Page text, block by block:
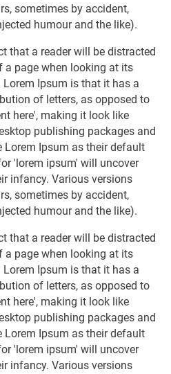
sometimes by accident,
humour and the like).
that a reader will be distracted
a page when looking at its
Ipsum is that it has a
of letters, as opposed to
here', making it look like
publishing packages and
Lorem Ipsum as their default
'lorem ipsum' will uncover
infancy. Various versions
sometimes by accident,
humour and the like).
that a reader will be distracted
a page when looking at its
Ipsum is that it has a
of letters, as opposed to
here', making it look like
publishing packages and
Lorem Ipsum as their default
'lorem ipsum' will uncover
infancy. Various versions